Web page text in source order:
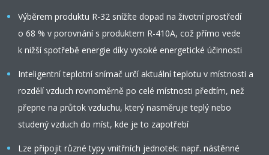
Výběrem produktu R-32 snížíte dopad na životní prostředí
o 68 % v porovnání s produktem R-410A, což přímo vede
k nižší spotřebě energie díky vysoké energetické účinnosti
Inteligentní teplotní snímač určí aktuální teplotu v místnosti a
rozdělí vzduch rovnoměrně po celé místnosti předtím, než
přepne na průtok vzduchu, který nasměruje teplý nebo
studený vzduch do míst, kde je to zapotřebí
Lze připojit různé typy vnitřních jednotek: např. nástěnné